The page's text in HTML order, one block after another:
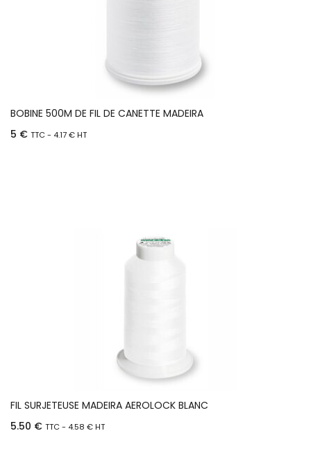
BOBINE 500M DE FIL DE CANETTE MADEIRA
5 € TTC - 4.17€HT
FIL SURJETEUSE MADEIRA AEROLOCK BLANC
5.50 € TTC - 4.58 €HT